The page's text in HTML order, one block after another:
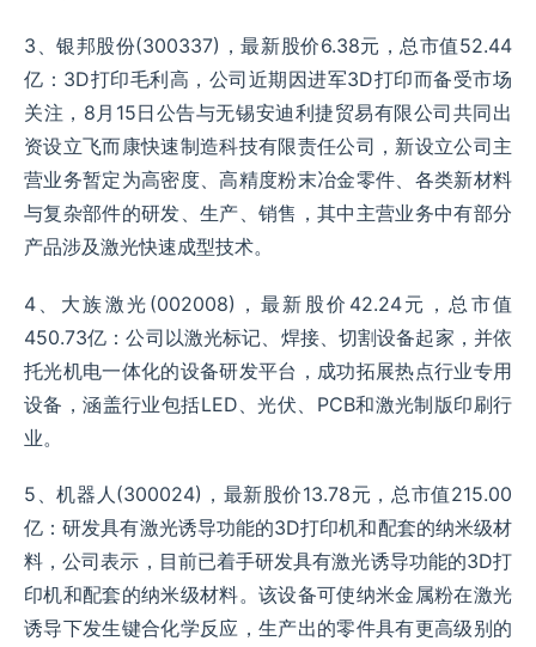
3、银邦股份(300337)，最新股价6.38元，总市值52.44
亿：3D打印毛利高，公司近期因进军3D打印而备受市场
关注，8月15日公告与无锡安迪利捷贸易有限公司共同出
资设立飞而康快速制造科技有限责任公司，新设立公司主
营业务暂定为高密度、高精度粉末冶金零件、各类新材料
与复杂部件的研发、生产、销售，其中主营业务中有部分
产品涉及激光快速成型技术。
4、大族激光(002008)，最新股价42.24元，总市值
450.73亿：公司以激光标记、焊接、切割设备起家，并依
托光机电一体化的设备研发平台，成功拓展热点行业专用
设备，涵盖行业包括LED、光伏、PCB和激光制版印刷行
业。
5、机器人(300024)，最新股价13.78元，总市值215.00
亿：研发具有激光诱导功能的3D打印机和配套的纳米级材
料，公司表示，目前已着手研发具有激光诱导功能的3D打
印机和配套的纳米级材料。该设备可使纳米金属粉在激光
诱导下发生键合化学反应，生产出的零件具有更高级别的